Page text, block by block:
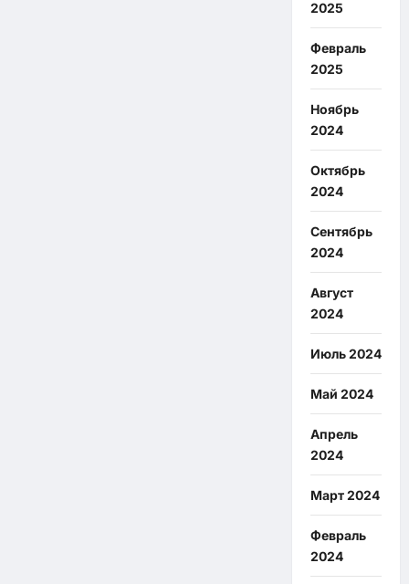
2025
Февраль
2025
Ноябрь
2024
Октябрь
2024
Сентябрь
2024
Август
2024
Июль 2024
Май 2024
Апрель
2024
Март 2024
Февраль
2024